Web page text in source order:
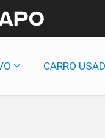
CARRO